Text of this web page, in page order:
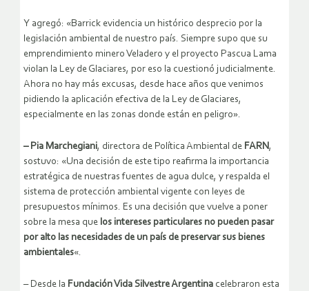
Y agregó: «Barrick evidencia un histórico desprecio por la
legislación ambiental de nuestro país. Siempre supo que su
emprendimiento minero Veladero y el proyecto Pascua Lama
violan la Ley de Glaciares, por eso la cuestionó judicialmente.
Ahora no hay más excusas, desde hace años que venimos
pidiendo la aplicación efectiva de la Ley de Glaciares,
especialmente en las zonas donde están en peligro».
– Pia Marchegiani, directora de Política Ambiental de FARN,
sostuvo: «Una decisión de este tipo reafirma la importancia
estratégica de nuestras fuentes de agua dulce, y respalda el
sistema de protección ambiental vigente con leyes de
presupuestos mínimos. Es una decisión que vuelve a poner
sobre la mesa que los intereses particulares no pueden pasar
por alto las necesidades de un país de preservar sus bienes
ambientales«.
– Desde la Fundación Vida Silvestre Argentina celebraron esta